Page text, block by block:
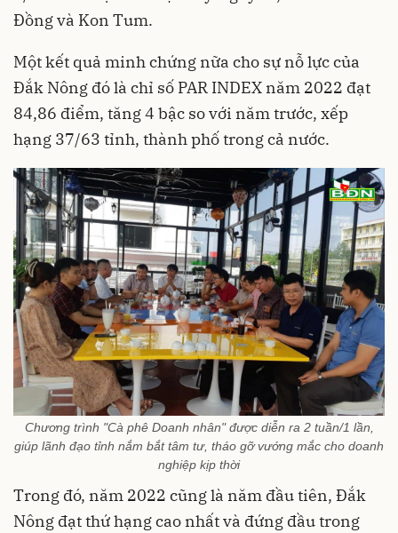
Đồng và Kon Tum.
Một kết quả minh chứng nữa cho sự nỗ lực của
Đắk Nông đó là chỉ số PAR INDEX năm 2022 đạt
84,86 điểm, tăng 4 bậc so với năm trước, xếp
hạng 37/63 tỉnh, thành phố trong cả nước.
Chương trình "Cà phê Doanh nhân" được diễn ra 2 tuần/1 lần,
giúp lãnh đạo tỉnh nắm bắt tâm tư, tháo gỡ vướng mắc cho doanh
nghiệp kịp thời
Trong đó, năm 2022 cũng là năm đầu tiên, Đắk
Nông đạt thứ hạng cao nhất và đứng đầu trong